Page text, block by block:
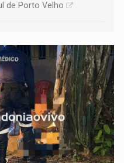
de Porto Velho